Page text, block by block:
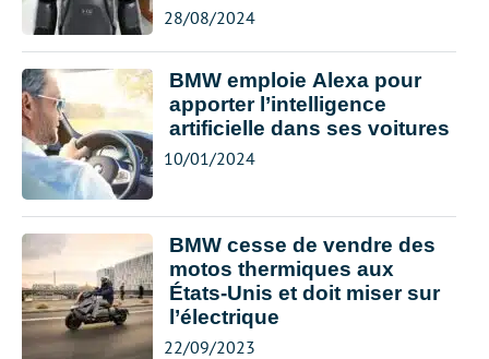
28/08/2024
BMW emploie Alexa pour
apporter l’intelligence
artificielle dans ses voitures
10/01/2024
BMW cesse de vendre des
motos thermiques aux
États-Unis et doit miser sur
l’électrique
22/09/2023